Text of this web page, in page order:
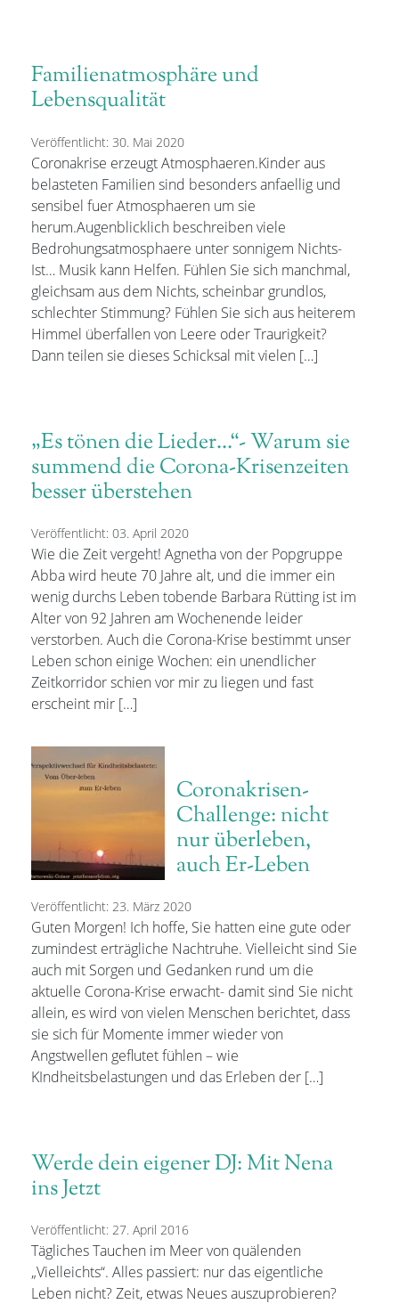
Familienatmosphäre und
Lebensqualität
Veröffentlicht: 30. Mai 2020
Coronakrise erzeugt Atmosphaeren.Kinder aus
belasteten Familien sind besonders anfaellig und
sensibel fuer Atmosphaeren um sie
herum.Augenblicklich beschreiben viele
Bedrohungsatmosphaere unter sonnigem Nichts-
Ist… Musik kann Helfen. Fühlen Sie sich manchmal,
gleichsam aus dem Nichts, scheinbar grundlos,
schlechter Stimmung? Fühlen Sie sich aus heiterem
Himmel überfallen von Leere oder Traurigkeit?
Dann teilen sie dieses Schicksal mit vielen […]
„Es tönen die Lieder…“- Warum sie
summend die Corona-Krisenzeiten
besser überstehen
Veröffentlicht: 03. April 2020
Wie die Zeit vergeht! Agnetha von der Popgruppe
Abba wird heute 70 Jahre alt, und die immer ein
wenig durchs Leben tobende Barbara Rütting ist im
Alter von 92 Jahren am Wochenende leider
verstorben. Auch die Corona-Krise bestimmt unser
Leben schon einige Wochen: ein unendlicher
Zeitkorridor schien vor mir zu liegen und fast
erscheint mir […]
Coronakrisen-
Challenge: nicht
nur überleben,
auch Er-Leben
Veröffentlicht: 23. März 2020
Guten Morgen! Ich hoffe, Sie hatten eine gute oder
zumindest erträgliche Nachtruhe. Vielleicht sind Sie
auch mit Sorgen und Gedanken rund um die
aktuelle Corona-Krise erwacht- damit sind Sie nicht
allein, es wird von vielen Menschen berichtet, dass
sie sich für Momente immer wieder von
Angstwellen geflutet fühlen – wie
KIndheitsbelastungen und das Erleben der […]
Werde dein eigener DJ: Mit Nena
ins Jetzt
Veröffentlicht: 27. April 2016
Tägliches Tauchen im Meer von quälenden
„Vielleichts“. Alles passiert: nur das eigentliche
Leben nicht? Zeit, etwas Neues auszuprobieren?